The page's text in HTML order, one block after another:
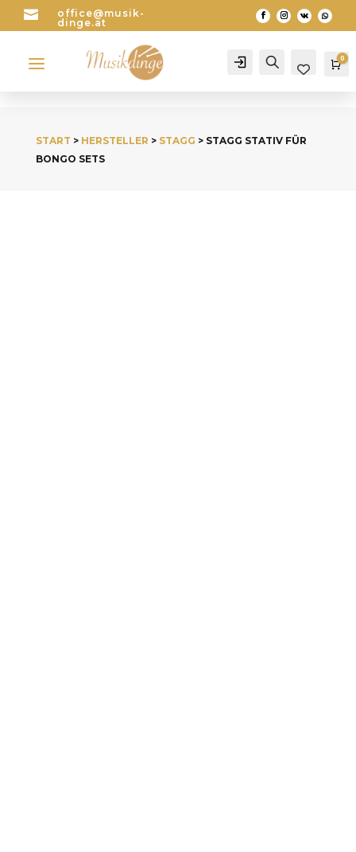

office@musik-
dinge.at
a Account Search 0
START > HERSTELLER > STAGG > STAGG STATIV FÜR
BONGO SETS